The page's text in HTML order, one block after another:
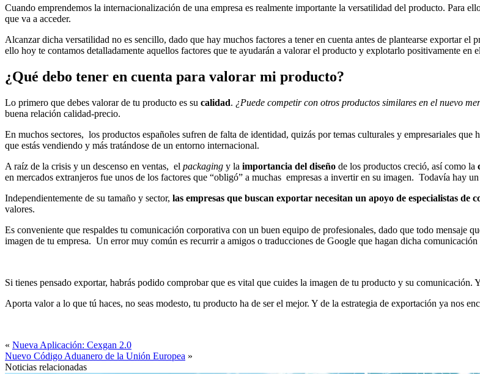
Cuando emprendemos la internacionalización de una empresa es realmente importante la versatilidad del producto. Para
que va a acceder.
Alcanzar dicha versatilidad no es sencillo, dado que hay muchos factores a tener en cuenta antes de plantearse exportar el
ello hoy te contamos detalladamente aquellos factores que te ayudarán a valorar el producto y explotarlo positivamente en
¿Qué debo tener en cuenta para valorar mi producto?
Lo primero que debes valorar de tu producto es su calidad. ¿Puede competir con otros productos similares en el nuevo
buena relación calidad-precio.
En muchos sectores, los productos españoles sufren de falta de identidad, quizás por temas culturales y empresariales
que estás vendiendo y más tratándose de un entorno internacional.
A raíz de la crisis y un descenso en ventas, el packaging y la importancia del diseño de los productos creció, así como la
en mercados extranjeros fue unos de los factores que “obligó” a muchas empresas a invertir en su imagen. Todavía hay
Independientemente de su tamaño y sector, las empresas que buscan exportar necesitan un apoyo de especialistas de
valores.
Es conveniente que respaldes tu comunicación corporativa con un buen equipo de profesionales, dado que todo mensaje
imagen de tu empresa. Un error muy común es recurrir a amigos o traducciones de Google que hagan dicha comunicación
Si tienes pensado exportar, habrás podido comprobar que es vital que cuides la imagen de tu producto y su
Aporta valor a lo que tú haces, no seas modesto, tu producto ha de ser el mejor. Y de la estrategia de exportación ya nos
« Nueva Aplicación: Cexgan 2.0
Nuevo Código Aduanero de la Unión Europea »
Noticias relacionadas